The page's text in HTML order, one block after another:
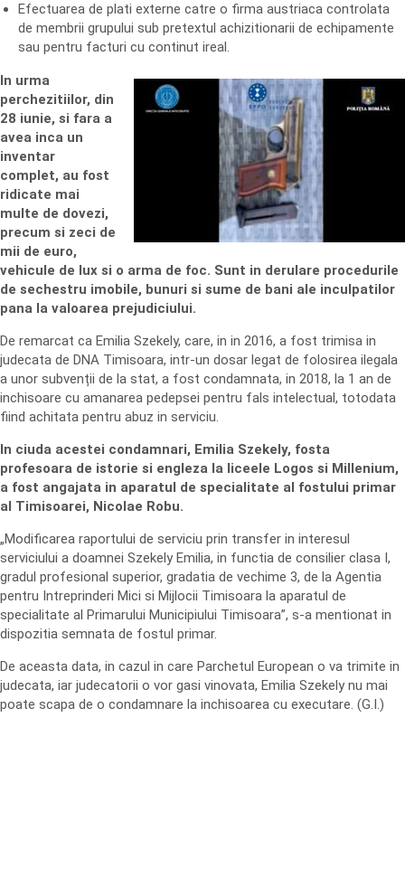
Efectuarea de plati externe catre o firma austriaca controlata
de membrii grupului sub pretextul achizitionarii de echipamente
sau pentru facturi cu continut ireal.
In urma
perchezitiilor, din
28 iunie, si fara a
avea inca un
inventar
complet, au fost
ridicate mai
multe de dovezi,
precum si zeci de
mii de euro,
vehicule de lux si o arma de foc. Sunt in derulare procedurile
de sechestru imobile, bunuri si sume de bani ale inculpatilor
pana la valoarea prejudiciului.
De remarcat ca Emilia Szekely, care, in in 2016, a fost trimisa in
judecata de DNA Timisoara, intr-un dosar legat de folosirea ilegala
a unor subvenții de la stat, a fost condamnata, in 2018, la 1 an de
inchisoare cu amanarea pedepsei pentru fals intelectual, totodata
fiind achitata pentru abuz in serviciu.
In ciuda acestei condamnari, Emilia Szekely, fosta
profesoara de istorie si engleza la liceele Logos si Millenium,
a fost angajata in aparatul de specialitate al fostului primar
al Timisoarei, Nicolae Robu.
„Modificarea raportului de serviciu prin transfer in interesul
serviciului a doamnei Szekely Emilia, in functia de consilier clasa I,
gradul profesional superior, gradatia de vechime 3, de la Agentia
pentru Intreprinderi Mici si Mijlocii Timisoara la aparatul de
specialitate al Primarului Municipiului Timisoara”, s-a mentionat in
dispozitia semnata de fostul primar.
De aceasta data, in cazul in care Parchetul European o va trimite in
judecata, iar judecatorii o vor gasi vinovata, Emilia Szekely nu mai
poate scapa de o condamnare la inchisoarea cu executare. (G.I.)